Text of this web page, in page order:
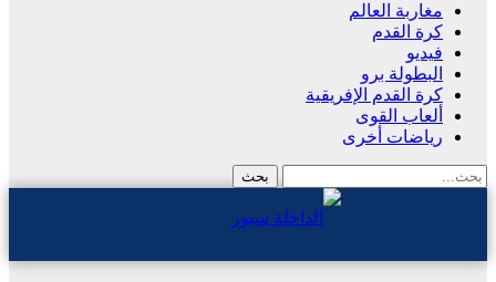
مغاربة العالم
كرة القدم
فيديو
البطولة برو
كرة القدم الإفريقية
ألعاب القوى
رياضات أخرى